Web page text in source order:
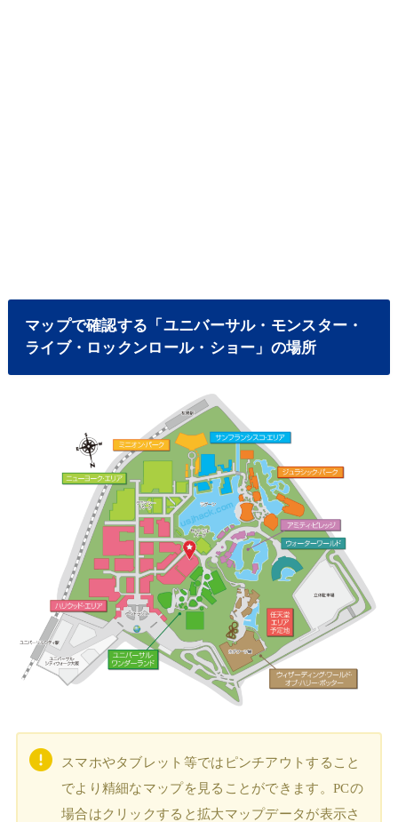
マップで確認する「ユニバーサル・モンスター・
ライブ・ロックンロール・ショー」の場所
スマホやタブレット等ではピンチアウトすること
でより精細なマップを見ることができます。PCの
場合はクリックすると拡大マップデータが表示さ